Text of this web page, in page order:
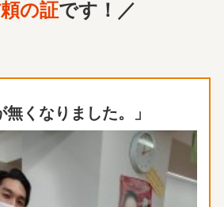
の証です！／
無くなりました。」